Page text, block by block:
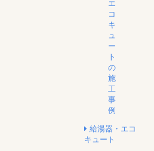
給湯器・エコ
キュート